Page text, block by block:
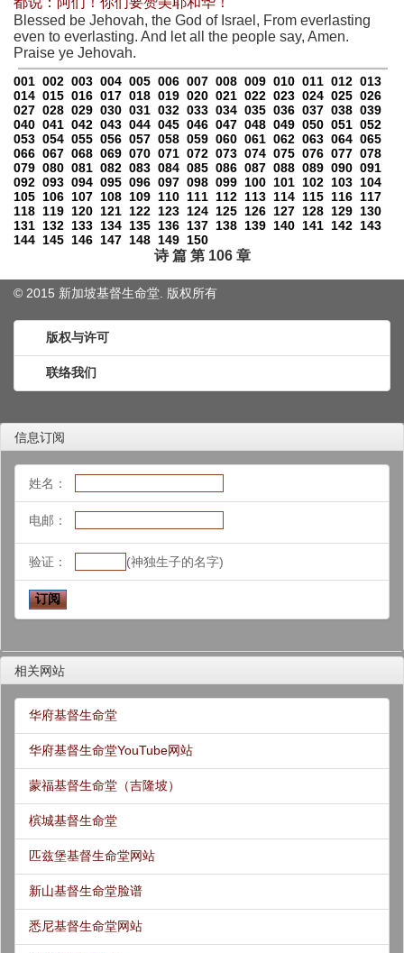
Blessed be Jehovah, the God of Israel, From everlasting
even to everlasting. And let all the people say, Amen.
Praise ye Jehovah.
001 002 003 004 005 006 007 008 009 010 011 012 013
014 015 016 017 018 019 020 021 022 023 024 025 026
027 028 029 030 031 032 033 034 035 036 037 038 039
040 041 042 043 044 045 046 047 048 049 050 051 052
053 054 055 056 057 058 059 060 061 062 063 064 065
066 067 068 069 070 071 072 073 074 075 076 077 078
079 080 081 082 083 084 085 086 087 088 089 090 091
092 093 094 095 096 097 098 099 100 101 102 103 104
105 106 107 108 109 110 111 112 113 114 115 116 117
118 119 120 121 122 123 124 125 126 127 128 129 130
131 132 133 134 135 136 137 138 139 140 141 142 143
144 145 146 147 148 149 150
诗 篇 第 106 章
© 2015 新加坡基督生命堂. 版权所有
版权与许可
联络我们
信息订阅
姓名：
电邮：
验证： (神独生子的名字)
相关网站
华府基督生命堂
华府基督生命堂YouTube网站
蒙福基督生命堂（吉隆坡）
槟城基督生命堂
匹兹堡基督生命堂网站
新山基督生命堂脸谱
悉尼基督生命堂网站